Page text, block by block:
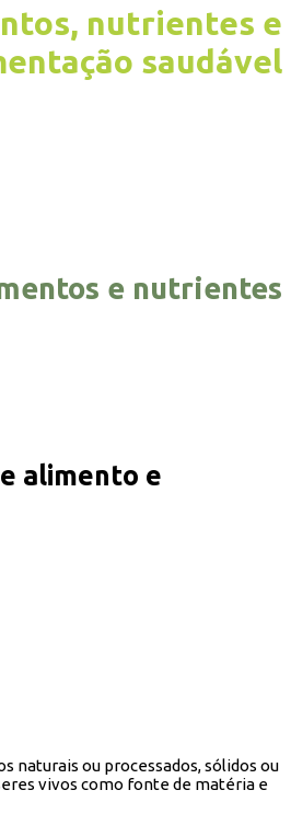
nutrientes e
saudável
e nutrientes
alimento e
naturais ou processados, sólidos ou
vivos como fonte de matéria e